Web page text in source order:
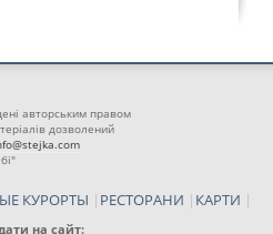
авторським правом
дозволений
КУРОРТЫ | РЕСТОРАНИ | КАРТИ |
на сайт: